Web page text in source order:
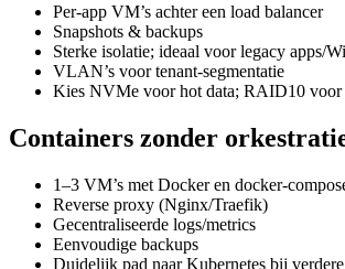
Per-app VM’s achter een load balancer
Snapshots & backups
Sterke isolatie; ideaal voor legacy apps/
VLAN’s voor tenant-segmentatie
Kies NVMe voor hot data; RAID10 voor
Containers zonder
1–3 VM’s met Docker en docker-
Reverse proxy (Nginx/Traefik)
Gecentraliseerde logs/metrics
Eenvoudige backups
Duidelijk pad naar Kubernetes bij